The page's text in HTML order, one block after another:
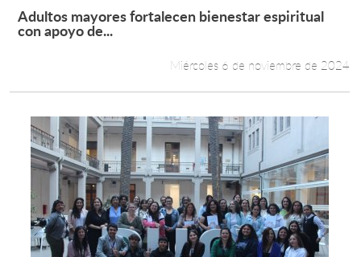
Leer más +
Adultos mayores fortalecen bienestar espiritual
con apoyo de...
Miércoles 6 de noviembre de 2024